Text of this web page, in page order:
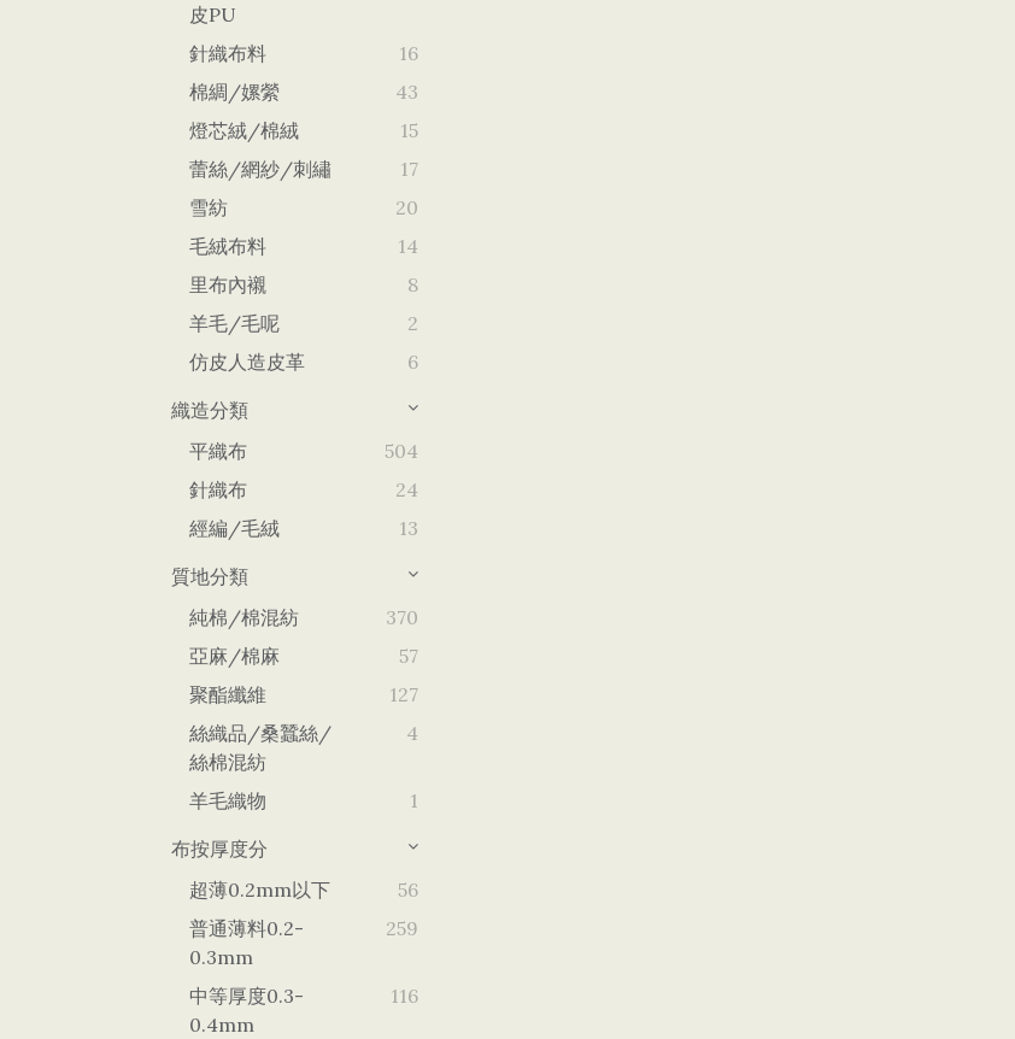
皮PU
針織布料
16
棉綢/嫘縈
43
燈芯絨/棉絨
15
蕾絲/網紗/刺繡
17
雪紡
20
毛絨布料
14
里布內襯
8
羊毛/毛呢
2
仿皮人造皮革
6
織造分類
平織布
504
針織布
24
經編/毛絨
13
質地分類
純棉/棉混紡
370
亞麻/棉麻
57
聚酯纖維
127
絲織品/桑蠶絲/
絲棉混紡
4
羊毛織物
1
布按厚度分
超薄0.2mm以下
56
普通薄料0.2-
0.3mm
259
中等厚度0.3-
0.4mm
116